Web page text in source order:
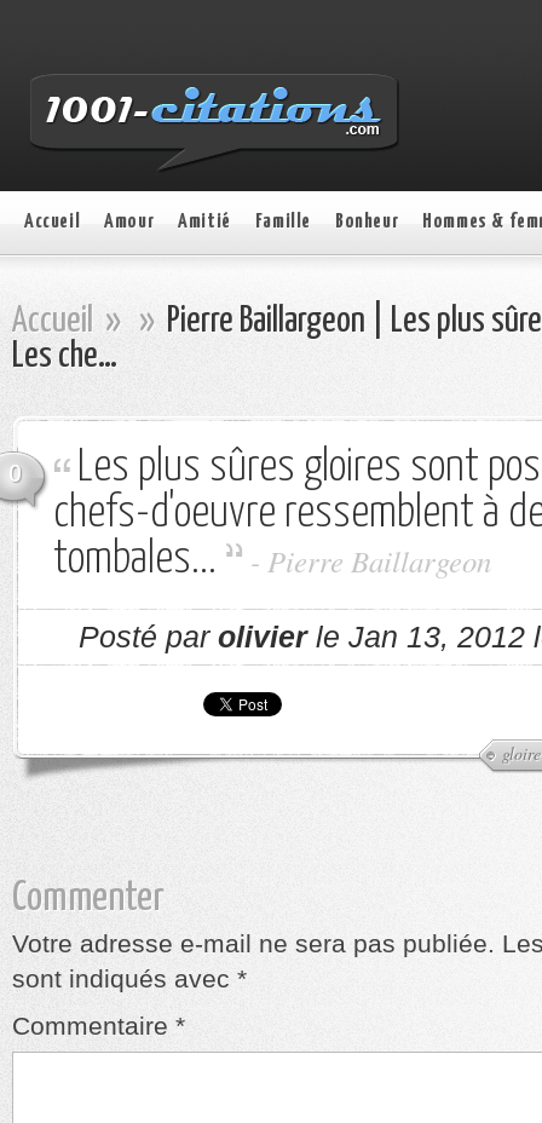
Accueil Amour Amitié Famille Bonheur Hommes &
Accueil » » Pierre Baillargeon | Les plus
Les che…
0
Les plus sûres gloires sont
chefs-d'oeuvre ressemblent à
tombales...
- Pierre Baillargeon
Posté par olivierle Jan 13, 2012
gloire
Commenter
Votre adresse e-mail ne sera pas publiée.
sont indiqués avec *
Commentaire *